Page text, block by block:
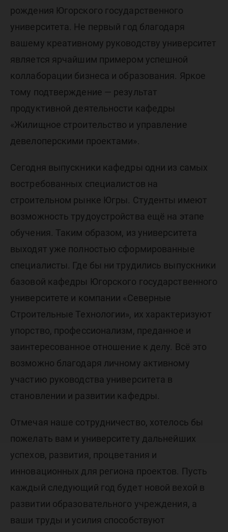
рождения Югорского государственного
университета. Не первый год благодаря
вашему креативному руководству университет
является ярчайшим примером успешной
коллаборации бизнеса и образования. Яркое
тому подтверждение — результат
продуктивной деятельности кафедры
«Жилищное строительство и управление
девелоперскими проектами».
Сегодня выпускники кафедры одни из самых
востребованных специалистов на
строительном рынке Югры. Студенты имеют
возможность трудоустройства ещё на этапе
обучения. Таким образом, из университета
выходят уже полностью сформированные
специалисты. Где бы ни трудились выпускники
базовой кафедры Югорского государственного
университете и компании «Северные
Строительные Технологии», их характеризуют
упорство, профессионализм, преданное и
заинтересованное отношение к делу. Всё это
возможно благодаря личному активному
участию руководства университета в
становлении и развитии кафедры.
Отмечая наше сотрудничество, хотелось бы
пожелать вам и университету дальнейших
успехов, развития, процветания и
инновационных для региона проектов. Пусть
каждый следующий год будет новой вехой в
развитии образовательного учреждения, а
ваши труды и усилия способствуют